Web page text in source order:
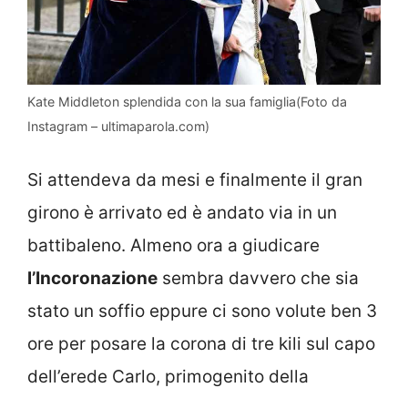
Kate Middleton splendida con la sua famiglia(Foto da
Instagram – ultimaparola.com)
Si attendeva da mesi e finalmente il gran
girono è arrivato ed è andato via in un
battibaleno. Almeno ora a giudicare
l’Incoronazione sembra davvero che sia
stato un soffio eppure ci sono volute ben 3
ore per posare la corona di tre kili sul capo
dell’erede Carlo, primogenito della